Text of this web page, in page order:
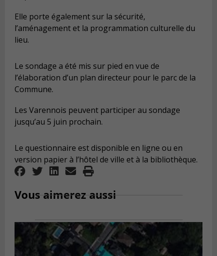
Elle porte également sur la sécurité,
l’aménagement et la programmation culturelle du
lieu.
Le sondage a été mis sur pied en vue de
l’élaboration d’un plan directeur pour le parc de la
Commune.
Les Varennois peuvent participer au sondage
jusqu’au 5 juin prochain.
Le questionnaire est disponible en ligne ou en
version papier à l’hôtel de ville et à la bibliothèque.
Vous aimerez aussi